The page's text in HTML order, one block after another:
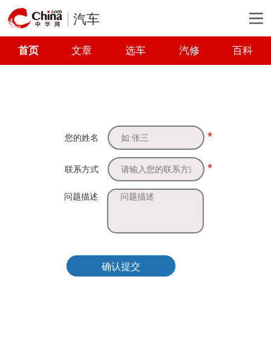
汽车
首页 文章 选车 汽修 百科
您的姓名 *
联系方式 *
问题描述
确认提交